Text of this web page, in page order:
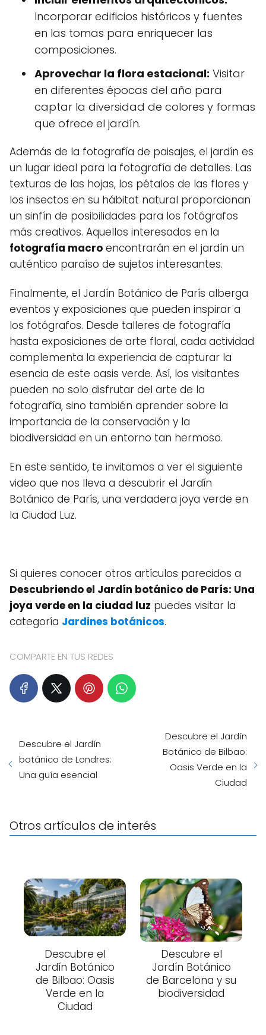
Incorporar edificios históricos y fuentes
en las tomas para enriquecer las
composiciones.
Aprovechar la flora estacional: Visitar
en diferentes épocas del año para
captar la diversidad de colores y formas
que ofrece el jardín.
Además de la fotografía de paisajes, el jardín es
un lugar ideal para la fotografía de detalles. Las
texturas de las hojas, los pétalos de las flores y
los insectos en su hábitat natural proporcionan
un sinfín de posibilidades para los fotógrafos
más creativos. Aquellos interesados en la
fotografía macro encontrarán en el jardín un
auténtico paraíso de sujetos interesantes.
Finalmente, el Jardín Botánico de París alberga
eventos y exposiciones que pueden inspirar a
los fotógrafos. Desde talleres de fotografía
hasta exposiciones de arte floral, cada actividad
complementa la experiencia de capturar la
esencia de este oasis verde. Así, los visitantes
pueden no solo disfrutar del arte de la
fotografía, sino también aprender sobre la
importancia de la conservación y la
biodiversidad en un entorno tan hermoso.
En este sentido, te invitamos a ver el siguiente
video que nos lleva a descubrir el Jardín
Botánico de París, una verdadera joya verde en
la Ciudad Luz.
Si quieres conocer otros artículos parecidos a
Descubriendo el Jardín botánico de París: Una
joya verde en la ciudad luz puedes visitar la
categoría Jardines botánicos.
COMPARTE EN TUS REDES
Descubre el Jardín
botánico de Londres:
Una guía esencial
Descubre el Jardín
Botánico de Bilbao:
Oasis Verde en la
Ciudad
Otros artículos de interés
Descubre el
Jardín Botánico
de Bilbao: Oasis
Verde en la
Ciudad
Descubre el
Jardín Botánico
de Barcelona y su
biodiversidad